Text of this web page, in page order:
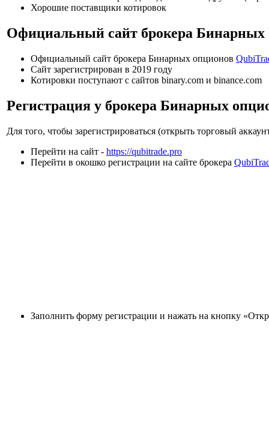
Хорошие поставщики котировок
Официальный сайт брокера
Официальный сайт брокера Бинарных опционов
Сайт зарегистрирован в 2019 году
Котировки поступают с сайтов binary.com и binance.com
Регистрация у брокера Бинарных
Для того, чтобы зарегистрироваться (открыть торговый
Перейти на сайт - https://qubitrade.pro
Перейти в окошко регистрации на сайте брокера
Заполнить форму регистрации и нажать на кнопку